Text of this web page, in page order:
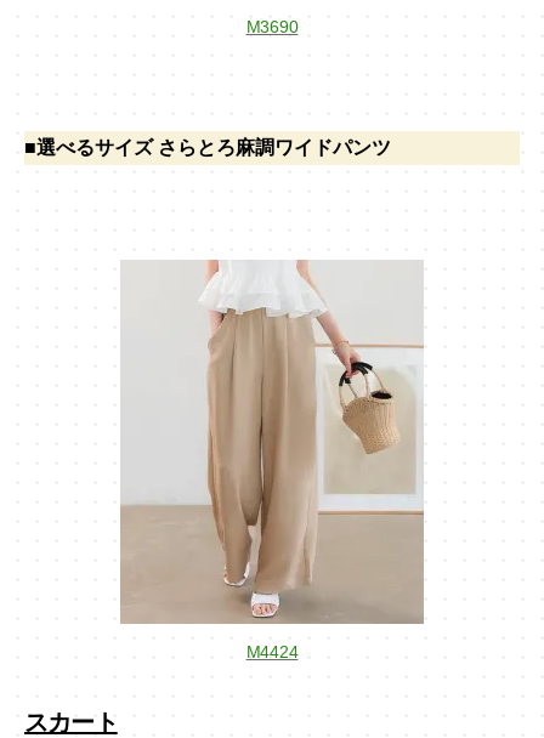
M3690
■選べるサイズ さらとろ麻調ワイドパンツ
M4424
スカート